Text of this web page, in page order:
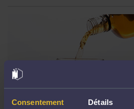
Consentement Détails